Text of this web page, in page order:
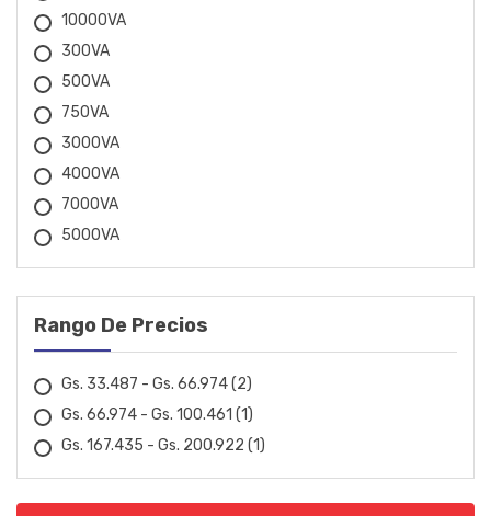
CID
COBIX
CROMATELL
DRAKAR
EBERLE
EDA
FAESIN
FANEP
FERMAK
10000VA
300VA
500VA
750VA
3000VA
4000VA
7000VA
5000VA
Rango De Precios
Gs. 33.487 - Gs. 66.974(2)
Gs. 66.974 - Gs. 100.461 (1)
Gs. 167.435 - Gs. 200.922 (1)